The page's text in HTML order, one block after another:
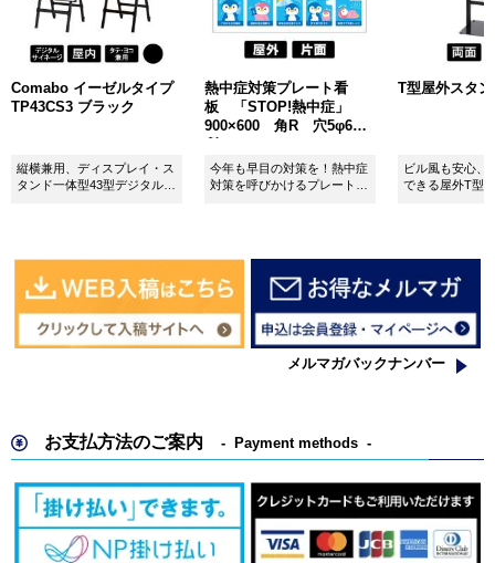
Comabo イーゼルタイプ
TP43CS3 ブラック
縦横兼用、ディスプレイ・ス
タンド一体型43型デジタルサ
熱中症対策プレート看
板 「STOP!熱中症」
900×600 角R 穴5φ6カ
今年も早目の対策を！熱中症
対策を呼びかけるプレート看
T型屋外スタ
ビル風も安心、
できる屋外T型
メルマガバックナンバー
お支払方法のご案内 Payment methods